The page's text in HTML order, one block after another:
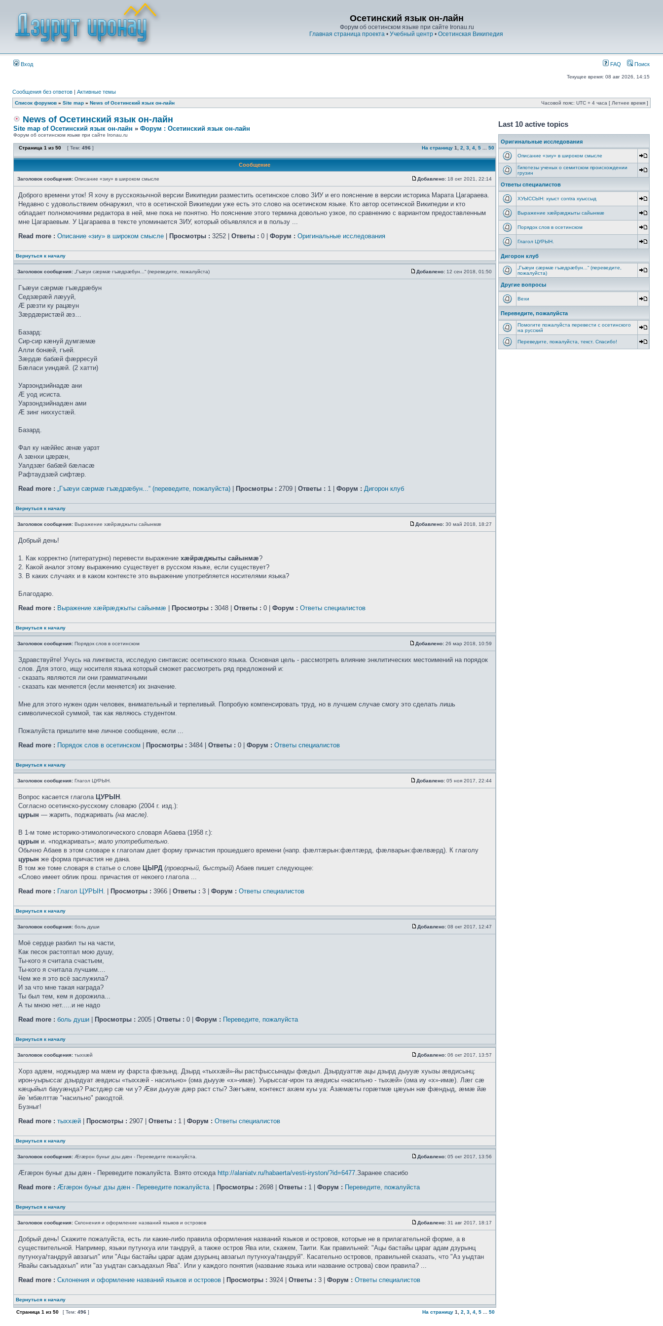
Осетинский язык он-лайн
Форум об осетинском языке при сайте Ironau.ru
Главная страница проекта • Учебный центр • Осетинская Википедия
Вход FAQ Поиск
Текущее время: 08 авг 2026, 14:15
Сообщения без ответов | Активные темы
Список форумов » Site map » News of Осетинский язык он-лайн Часовой пояс: UTC + 4 часа [ Летнее время ]
News of Осетинский язык он-лайн
Site map of Осетинский язык он-лайн » Форум : Осетинский язык он-лайн
Форум об осетинском языке при сайте Ironau.ru
Страница 1 из 50 [ Тем: 496 ] На страницу 1 2 3 4 5 50
Сообщение
Заголовок сообщения: Описание «зиу» в широком смысле Добавлено: 18 окт 2021, 22:14
Доброго времени уток! Я хочу в русскоязычной версии Википедии разместить осетинское слово ЗИУ и его пояснение в версии историка Марата Цагараева.
Недавно с удовольствием обнаружил, что в осетинской Википедии уже есть это слово на осетинском языке. Кто автор осетинской Википедии и кто
обладает полномочиями редактора в ней, мне пока не понятно. Но пояснение этого термина довольно узкое, по сравнению с вариантом предоставленным
мне Цагараевым. У Цагараева в тексте упоминается ЗИУ, который объявлялся и в пользу ...
Read more : Описание «зиу» в широком смысле Просмотры : 3252 | Ответы : 0 | Форум : Оригинальные исследования
Вернуться к началу
Заголовок сообщения: „Гъæуи сæрмæ гъæдрæбун...“ (переведите, пожалуйста) Добавлено: 12 сен 2018, 01:50
Гъæуи сæрмæ гъæдрæбун
Седзæрæй лæууй,
Æ рæзти ку рацæун
Зæрдæристæй æз…
Базард:
Сир-сир кæнуй думгæмæ
Алли бонæй, гъей.
Зæрдæ бабæй фæрресуй
Бæласи уиндæй. (2 хатти)
Уарзондзийнадæ ани
Æ уод исиста.
Уарзондзийнадæн ами
Æ зинг ниххустæй.
Базард.
Фал ку нæййес æнæ уарзт
А зæнхи цæрæн,
Уалдзæг бабæй бæласæ
Рафтаудзæй сифтæр.
Read more : „Гъæуи сæрмæ гъæдрæбун...“ (переведите, пожалуйста) Просмотры : 2709 | Ответы : 1 | Форум : Дигорон клуб
Вернуться к началу
Заголовок сообщения: Выражение хæйрæджыты сайынмæ Добавлено: 30 май 2018, 18:27
Добрый день!
1. Как корректно (литературно) перевести выражение хæйрæджыты сайынмæ?
2. Какой аналог этому выражению существует в русском языке, если существует?
3. В каких случаях и в каком контексте это выражение употребляется носителями языка?
Благодарю.
Read more : Выражение хæйрæджыты сайынмæ Просмотры : 3048 | Ответы : 0 | Форум : Ответы специалистов
Вернуться к началу
Заголовок сообщения: Порядок слов в осетинском Добавлено: 26 мар 2018, 10:59
Здравствуйте! Учусь на лингвиста, исследую синтаксис осетинского языка. Основная цель - рассмотреть влияние энклитических местоимений на порядок
слов. Для этого, ищу носителя языка который сможет рассмотреть ряд предложений и:
- сказать являются ли они грамматичными
- сказать как меняется (если меняется) их значение.
Мне для этого нужен один человек, внимательный и терпеливый. Попробую компенсировать труд, но в лучшем случае смогу это сделать лишь
символической суммой, так как являюсь студентом.
Пожалуйста пришлите мне личное сообщение, если ...
Read more : Порядок слов в осетинском Просмотры : 3484 | Ответы : 0 | Форум : Ответы специалистов
Вернуться к началу
Заголовок сообщения: Глагол ЦУРЫН. Добавлено: 05 ноя 2017, 22:44
Вопрос касается глагола ЦУРЫН .
Согласно осетинско-русскому словарю (2004 г. изд.):
цурын — жарить, поджаривать (на масле).
В 1-м томе историко-этимологического словаря Абаева (1958 г.):
цурын и. «поджаривать»; мало употребительно.
Обычно Абаев в этом словаре к глаголам дает форму причастия прошедшего времени (напр. фæлтæрын:фæлтæрд, фæлварын:фæлвæрд). К глаголу
цурын же форма причастия не дана.
В том же томе словаря в статье о слове ЦЫРД (проворный, быстрый) Абаев пишет следующее:
«Слово имеет облик прош. причастия от некоего глагола ...
Read more : Глагол ЦУРЫН. Просмотры : 3966 | Ответы : 3 | Форум : Ответы специалистов
Вернуться к началу
Заголовок сообщения: боль души Добавлено: 08 окт 2017, 12:47
Моё сердце разбил ты на части,
Как песок растоптал мою душу,
Ты-кого я считала счастьем,
Ты-кого я считала лучшим....
Чем же я это всё заслужила?
И за что мне такая награда?
Ты был тем, кем я дорожила...
А ты мною нет.....и не надо
Read more : боль души Просмотры : 2005 | Ответы : 0 | Форум : Переведите, пожалуйста
Вернуться к началу
Заголовок сообщения: тыххӕй Добавлено: 06 окт 2017, 13:57
Хорз адӕм, ноджыдӕр ма мӕм иу фарста фӕзынд. Дзырд «тыххӕй»-йы растфыссынады фӕдыл. Дзырдуаттӕ ацы дзырд дыууӕ хуызы ӕвдисынц:
ирон-уырыссаг дзырдуат ӕвдисы «тыххӕй - насильно» (ома дыууӕ «х»-имӕ). Уырыссаг-ирон та ӕвдисы «насильно - тыхӕй» (ома иу «х»-имӕ). Лӕг сӕ
кӕцыйыл баууӕнда? Растдӕр сӕ чи у? Ӕви дыууӕ дӕр раст сты? Зӕгъӕм, контекст ахӕм куы уа: Азӕмӕты горӕтмӕ цӕуын нӕ фӕндыд, ӕмӕ йӕ
йе ’мбӕлттӕ "насильно" ракодтой.
Бузныг!
Read more : тыххӕй Просмотры : 2907 | Ответы : 1 | Форум : Ответы специалистов
Вернуться к началу
Заголовок сообщения: Æгæрон буныг дзы дæн - Переведите пожалуйста. Добавлено: 05 окт 2017, 13:56
Æгæрон буныг дзы дæн - Переведите пожалуйста. Взято отсюда http://alaniatv.ru/habaerta/vesti-iryston/?id=6477.Заранее спасибо
Read more : Æгæрон буныг дзы дæн - Переведите пожалуйста. Просмотры : 2698 | Ответы : 1 | Форум : Переведите, пожалуйста
Вернуться к началу
Заголовок сообщения: Склонения и оформление названий языков и островов Добавлено: 31 авг 2017, 18:17
Добрый день! Скажите пожалуйста, есть ли какие-либо правила оформления названий языков и островов, которые не в прилагательной форме, а в
существительной. Например, языки путунхуа или тандруй, а также остров Ява или, скажем, Таити. Как правильней: "Ацы бастайы цараг адам дзурынц
путунхуа/тандруй авзагыл" или "Ацы бастайы цараг адам дзурынц авзагыл путунхуа/тандруй". Касательно островов, правильней сказать, что "Аз уыдтан
Явайы сакъадахыл" или "аз уыдтан сакъадахыл Ява". Или у каждого понятия (название языка или название острова) свои правила? ...
Read more : Склонения и оформление названий языков и островов Просмотры : 3924 | Ответы : 3 | Форум : Ответы специалистов
Вернуться к началу
Страница 1 из 50 [ Тем: 496 ] На страницу 1 2 3 4 5 50
Last 10 active topics
Оригинальные исследования
Описание «зиу» в широком смысле
Гипотезы ученых о семитском происхождении
грузин
Ответы специалистов
ХУЫССЫН: хуыст contra хуыссыд
Выражение хæйрæджыты сайынмæ
Порядок слов в осетинском
Глагол ЦУРЫН.
Дигорон клуб
„Гъæуи сæрмæ гъæдрæбун...“ (переведите,
пожалуйста)
Другие вопросы
Вехи
Переведите, пожалуйста
Помогите пожалуйста перевести с осетинского
на русский
Переведите, пожалуйста, текст. Спасибо!